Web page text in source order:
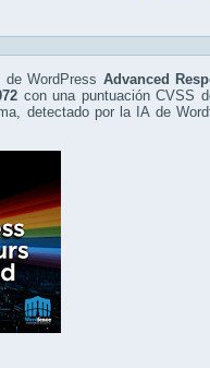
WordPress Advanced
con una puntuación CVSS
detectado por la IA de